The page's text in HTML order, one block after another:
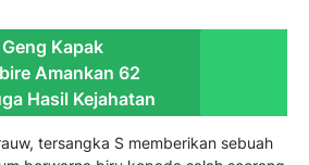
Kapak
Amankan 62
Hasil Kejahatan
tersangka S memberikan sebuah